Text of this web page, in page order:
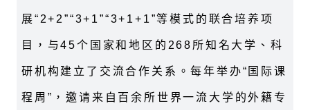
展“2+2”“3+1”“3+1+1”等模式的联合培养项
目，与45个国家和地区的268所知名大学、科
研机构建立了交流合作关系。每年举办“国际课
程周”，邀请来自百余所世界一流大学的外籍专